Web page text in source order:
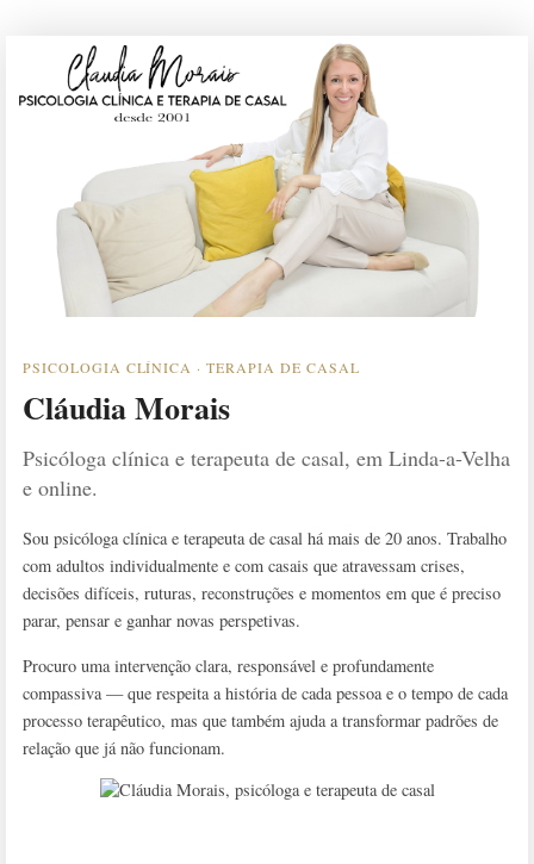
PSICOLOGIA CLÍNICA · TERAPIA DE CASAL
Cláudia Morais
Psicóloga clínica e terapeuta de casal, em Linda-a-Velha
e online.
Sou psicóloga clínica e terapeuta de casal há mais de 20 anos. Trabalho
com adultos individualmente e com casais que atravessam crises,
decisões difíceis, ruturas, reconstruções e momentos em que é preciso
parar, pensar e ganhar novas perspetivas.
Procuro uma intervenção clara, responsável e profundamente
compassiva — que respeita a história de cada pessoa e o tempo de cada
processo terapêutico, mas que também ajuda a transformar padrões de
relação que já não funcionam.